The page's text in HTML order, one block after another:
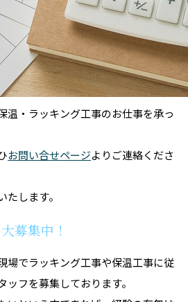
温・ラッキング工事のお仕事を承っ
お問い合せページよりご連絡くださ
します。
募集中！
場でラッキング工事や保温工事に従
フを募集しております。